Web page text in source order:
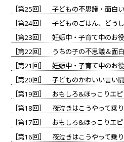
［第25回］ 子どもの不思議・面白
［第24回］ 子どものごはん、どう
［第23回］ 妊娠中・子育て中のお
［第22回］ うちの子の不思議＆面
［第21回］ 妊娠中・子育て中のお
［第20回］ 子どものかわいい言い
［第19回］ おもしろ&ほっこりエ
［第18回］ 夜泣きはこうやって乗
［第17回］ おもしろ&ほっこりエ
［第16回］ 夜泣きはこうやって乗